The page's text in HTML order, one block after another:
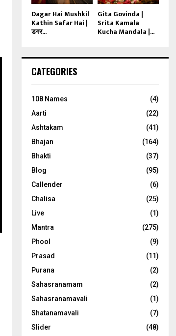
Dagar Hai Mushkil
Kathin Safar Hai |
डगर...
Gita Govinda |
Srita Kamala
Kucha Mandala |...
CATEGORIES
108 Names
(4)
Aarti
(22)
Ashtakam
(41)
Bhajan
(164)
Bhakti
(37)
Blog
(95)
Callender
(6)
Chalisa
(25)
Live
(1)
Mantra
(275)
Phool
(9)
Prasad
(11)
Purana
(2)
Sahasranamam
(2)
Sahasranamavali
(1)
Shatanamavali
(7)
Slider
(48)